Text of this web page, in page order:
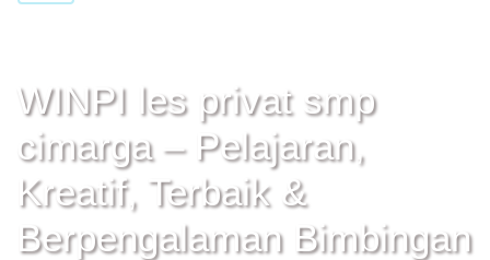
WINPI les privat smp
cimarga – Pelajaran,
Kreatif, Terbaik &
Berpengalaman Bimbingan